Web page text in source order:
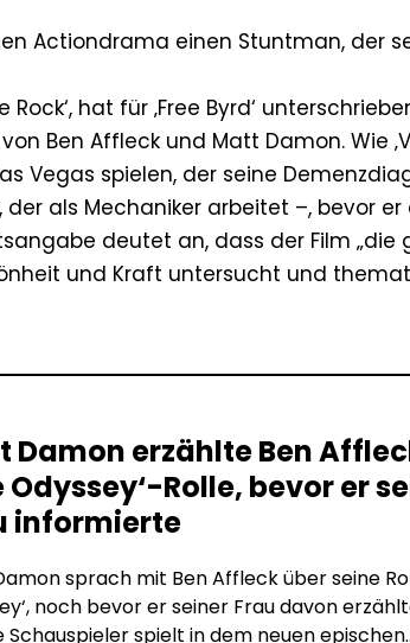
Actiondrama einen Stuntman, der
hat für ‚Free Byrd‘
Ben Affleck und Matt Damon. Wie
Vegas spielen, der seine
als Mechaniker arbeitet –, bevor er
deutet an, dass der Film „die
und Kraft untersucht und
Damon erzählte Ben
Odyssey‘-Rolle, bevor er
informierte
sprach mit Ben Affleck über seine
noch bevor er seiner Frau davon
Schauspieler spielt in dem neuen epischen